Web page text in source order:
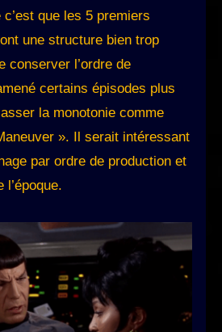
que les 5 premiers
une structure bien trop
conserver l’ordre de
certains épisodes plus
la monotonie comme
». Il serait intéressant
par ordre de production et
l’époque.